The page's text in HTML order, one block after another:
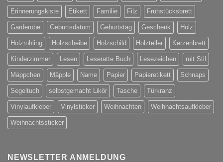
Erinnerungskiste Etikett Familie Filz Frühstücksbrett
Garderobe Geburtsdatum Geburtstag Geschenk Holz
Holzrohling Holzscheibe Holzschild Holzteller Kerzenbrett
Kinderzimmer Lesen Leseratte Buch Lesezeichen mit Stil
Mäppchen Mäpple Name Papier Papieretikett Schnaps
Segeltuch selbstgemacht Likör Tasche Türkranz
Vinylaufkleber Vinylsticker Weihnachten Weihnachtsaufkleber
Weihnachtssticker
NEWSLETTER ANMELDUNG